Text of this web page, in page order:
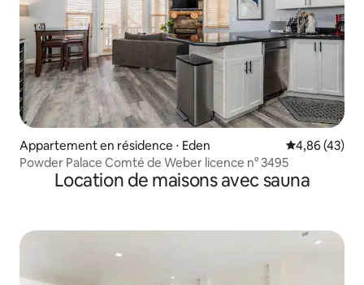
Appartement en résidence ⋅ Eden Évaluation
4,86 (43)
Powder Palace Comté de Weber licence n° 3495
Location de maisons avec sauna